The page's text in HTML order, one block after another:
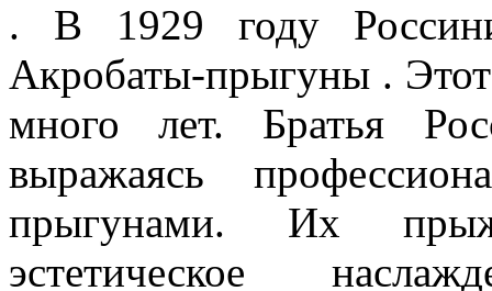
. В 1929 году
Акробаты-прыгуны .
много лет. Братья
выражаясь
прыгунами. Их
эстетическое